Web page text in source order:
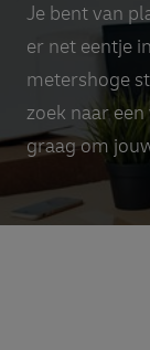
Je bent van
er net eentje
metershoge
zoek naar
graag om